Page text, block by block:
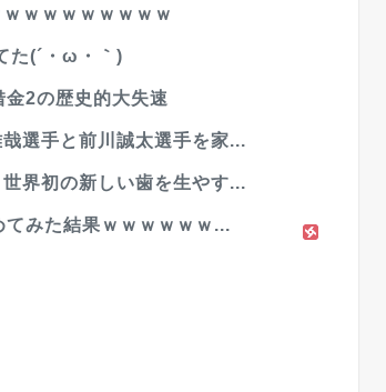
ｗｗｗｗｗｗｗｗ
た(´・ω・｀)
金2の歴史的大失速
選手と前川誠太選手を家...
界初の新しい歯を生やす...
みた結果ｗｗｗｗｗｗ...